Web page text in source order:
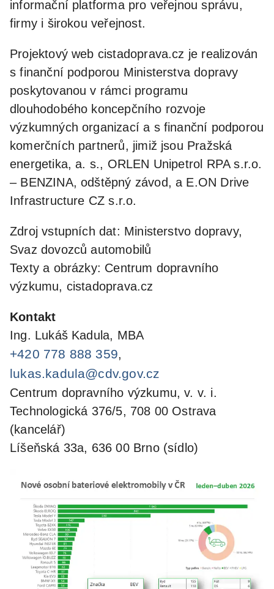
informační platforma pro veřejnou správu,
firmy i širokou veřejnost.
Projektový web cistadoprava.cz je realizován
s finanční podporou Ministerstva dopravy
poskytovanou v rámci programu
dlouhodobého koncepčního rozvoje
výzkumných organizací a s finanční podporou
komerčních partnerů, jimiž jsou Pražská
energetika, a. s., ORLEN Unipetrol RPA s.r.o.
– BENZINA, odštěpný závod, a E.ON Drive
Infrastructure CZ s.r.o.
Zdroj vstupních dat: Ministerstvo dopravy,
Svaz dovozců automobilů
Texty a obrázky: Centrum dopravního
výzkumu, cistadoprava.cz
Kontakt
Ing. Lukáš Kadula, MBA
+420 778 888 359,
lukas.kadula@cdv.gov.cz
Centrum dopravního výzkumu, v. v. i.
Technologická 376/5, 708 00 Ostrava
(kancelář)
Líšeňská 33a, 636 00 Brno (sídlo)